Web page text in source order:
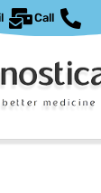
Call